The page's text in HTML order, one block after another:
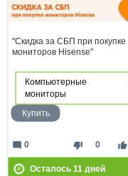
"Скидка за СБП при покупке
мониторов Hisense"
Компьютерные
мониторы
Купить
thumb_down 0 thumb_up
mode_comment 0
Осталось 11 дней